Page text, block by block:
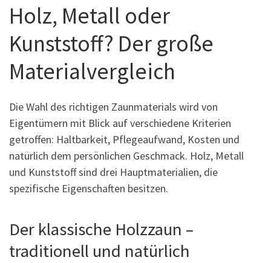
Holz, Metall oder
Kunststoff? Der große
Materialvergleich
Die Wahl des richtigen Zaunmaterials wird von
Eigentümern mit Blick auf verschiedene Kriterien
getroffen: Haltbarkeit, Pflegeaufwand, Kosten und
natürlich dem persönlichen Geschmack. Holz, Metall
und Kunststoff sind drei Hauptmaterialien, die
spezifische Eigenschaften besitzen.
Der klassische Holzzaun –
traditionell und natürlich